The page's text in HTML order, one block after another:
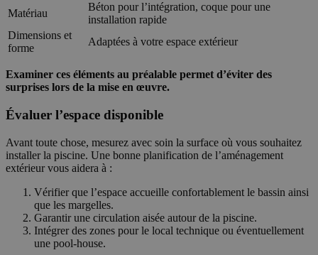
Matériau
Béton pour l’intégration, coque pour une
installation rapide
Dimensions et
forme
Adaptées à votre espace extérieur
Examiner ces éléments au préalable permet d’éviter des
surprises lors de la mise en œuvre.
Évaluer l’espace disponible
Avant toute chose, mesurez avec soin la surface où vous souhaitez
installer la piscine. Une bonne planification de l’aménagement
extérieur vous aidera à :
Vérifier que l’espace accueille confortablement le bassin ainsi
que les margelles.
Garantir une circulation aisée autour de la piscine.
Intégrer des zones pour le local technique ou éventuellement
une pool-house.